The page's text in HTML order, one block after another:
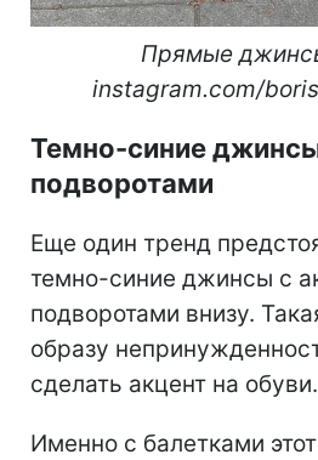
Прямые
instagram.com/
Темно-синие
подворотами
Еще один тренд
темно-синие джинсы с
подворотами внизу.
образу
сделать акцент на обуви.
Именно с балетками